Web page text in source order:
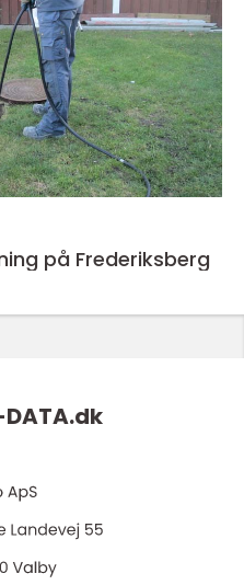
på Frederiksberg
dk